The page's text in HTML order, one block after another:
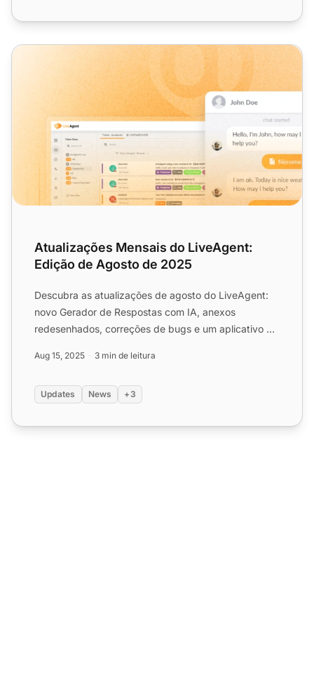
Atualizações Mensais do LiveAgent: Edição de Agosto
Atualizações Mensais do LiveAgent:
Edição de Agosto de 2025
Descubra as atualizações de agosto do LiveAgent:
novo Gerador de Respostas com IA, anexos
redesenhados, correções de bugs e um aplicativo de
Aug 15, 2025 3 min de leitura
Updates News +3